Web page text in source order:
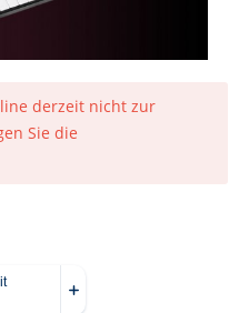
derzeit nicht zur
Sie die